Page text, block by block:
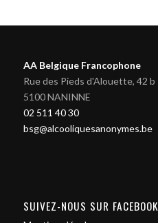
AA Belgique Francophone
Rue des Pieds d'Alouette, 42 b
5100 NANINNE
02 511 40 30
bsg@alcooliquesanonymes.be
SUIVEZ-NOUS SUR FACEBOOK